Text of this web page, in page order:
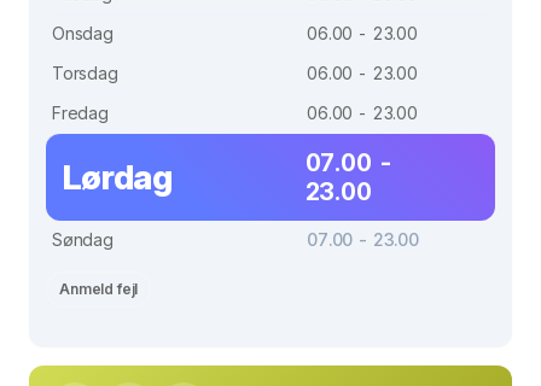
Onsdag
06.00 - 23.00
Torsdag
06.00 - 23.00
Fredag
06.00 - 23.00
Lørdag
07.00 -
23.00
Søndag 07.00 - 23.00
Anmeld fejl